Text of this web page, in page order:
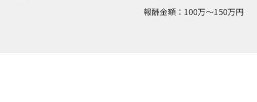
報酬金額：100万～150万円